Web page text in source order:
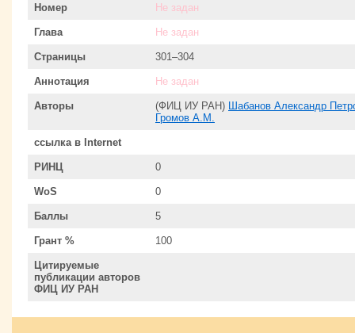
Номер Не задан
Глава Не задан
Страницы 301–304
Аннотация Не задан
Авторы (ФИЦ ИУ РАН)
Шабанов Александр
Громов А.М.
ссылка в Internet
РИНЦ 0
WoS 0
Баллы 5
Грант % 100
Цитируемые
публикации авторов
ФИЦ ИУ РАН